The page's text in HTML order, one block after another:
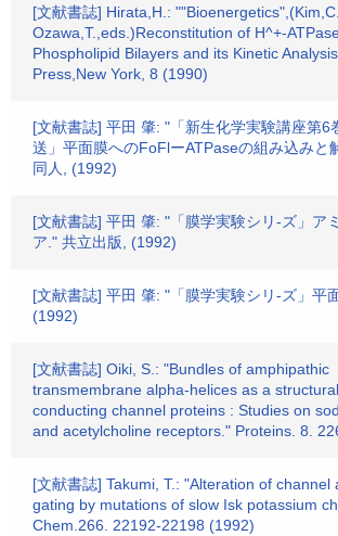
[文献書誌] Hirata,H.:
Ozawa,T.,eds.)Reconstitution of H^+-
Phospholipid Bilayers and its Kinetic
Press,New York, 8 (1990)
[文献書誌] 平田 肇: "「新生化学実験講座第6
送」平面膜へのFoFlーATPaseの組み込みと
同人, (1992)
[文献書誌] 平田 肇: "「膜学実験シリ-ズ」ア
ア." 共立出版, (1992)
[文献書誌] 平田 肇: "「膜学実験シリ-ズ」平
(1992)
[文献書誌] Oiki, S.: "Bundles of amphipathic
transmembrane alpha-helices as a
conducting channel proteins : Studies on
and acetylcholine receptors." Proteins. 8.
[文献書誌] Takumi, T.: "Alteration of channel
gating by mutations of slow Isk potassium
Chem.266. 22192-22198 (1992)